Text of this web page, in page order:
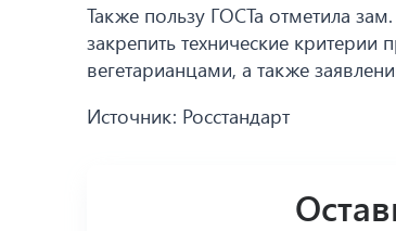
Также пользу ГОСТа отметила
закрепить технические
вегетарианцами, а также
Источник: Росстандарт